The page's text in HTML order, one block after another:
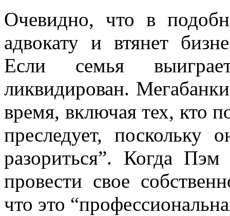
Очевидно, что в
адвокату и втянет
Если семья
ликвидирован.
время, включая тех, кто
преследует,
разориться”. Когда
провести свое
что это